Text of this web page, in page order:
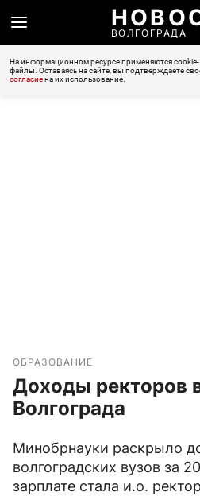
ВОЛГОГРАДА
На информационном ресурсе применяются cookie-
файлы. Оставаясь на сайте, вы подтверждаете
согласиена их использование.
ОБРАЗОВАНИЕ
Доходы ректоров
Волгограда
Минобрнауки раскрыло
волгоградских вузов за
зарплате стала и.о.